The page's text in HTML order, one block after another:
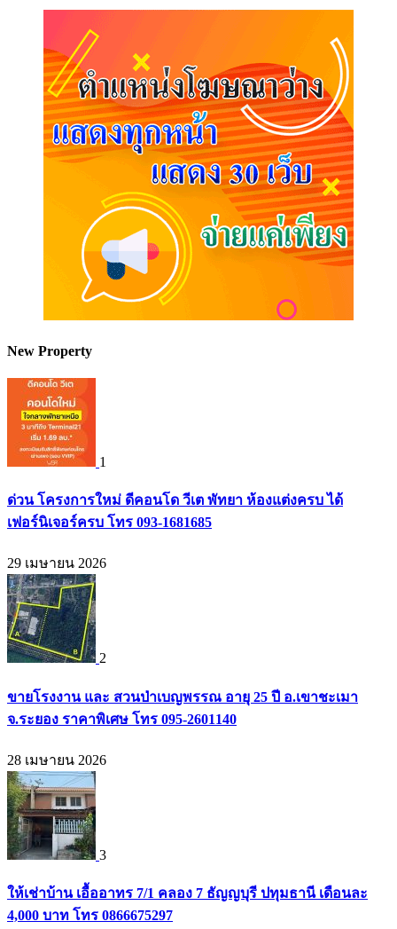
New Property
1
ด่วน โครงการใหม่ ดีคอนโด วีเต พัทยา ห้องแต่งครบ ได้
เฟอร์นิเจอร์ครบ โทร 093-1681685
29 เมษายน 2026
2
ขายโรงงาน และ สวนป่าเบญพรรณ อายุ 25 ปี อ.เขาชะเมา
จ.ระยอง ราคาพิเศษ โทร 095-2601140
28 เมษายน 2026
3
ให้เช่าบ้าน เอื้ออาทร 7/1 คลอง 7 ธัญญบุรี ปทุมธานี เดือนละ
4,000 บาท โทร 0866675297